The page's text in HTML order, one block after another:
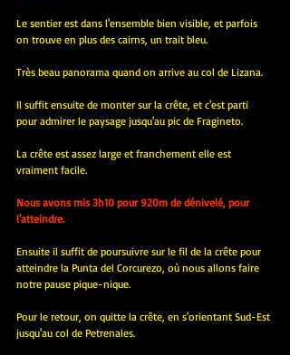
Le sentier est dans l'ensemble bien visible, et parfois
on trouve en plus des cairns, un trait bleu.
Très beau panorama quand on arrive au col de Lizana.
Il suffit ensuite de monter sur la crête, et c'est parti
pour admirer le paysage jusqu'au pic de Fragineto.
La crête est assez large et franchement elle est
vraiment facile.
Nous avons mis 3h10 pour 920m de dénivelé, pour
l'atteindre.
Ensuite il suffit de poursuivre sur le fil de la crête pour
atteindre la Punta del Corcurezo, où nous allons faire
notre pause pique-nique.
Pour le retour, on quitte la crête, en s'orientant Sud-Est
jusqu'au col de Petrenales.